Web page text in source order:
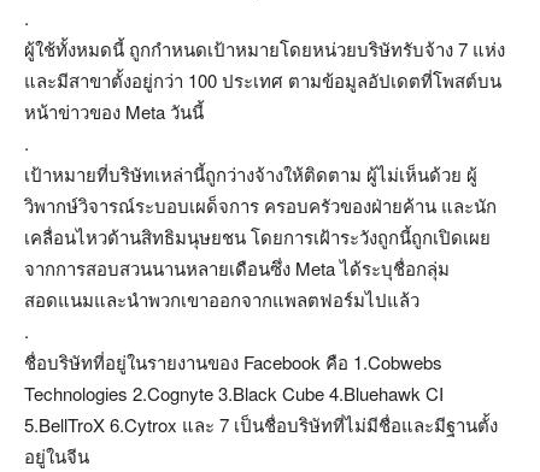
.
ผู้ใช้ทั้งหมดนี้ ถูกกำหนดเป้าหมายโดยหน่วยบริษัทรับจ้าง 7 แห่ง
และมีสาขาตั้งอยู่กว่า 100 ประเทศ ตามข้อมูลอัปเดตที่โพสต์บน
หน้าข่าวของ Meta วันนี้
.
เป้าหมายที่บริษัทเหล่านี้ถูกว่างจ้างให้ติดตาม ผู้ไม่เห็นด้วย ผู้
วิพากษ์วิจารณ์ระบอบเผด็จการ ครอบครัวของฝ่ายค้าน และนัก
เคลื่อนไหวด้านสิทธิมนุษยชน โดยการเฝ้าระวังถูกนี้ถูกเปิดเผย
จากการสอบสวนนานหลายเดือนซึ่ง Meta ได้ระบุชื่อกลุ่ม
สอดแนมและนำพวกเขาออกจากแพลตฟอร์มไปแล้ว
.
ชื่อบริษัทที่อยู่ในรายงานของ Facebook คือ 1.Cobwebs
Technologies 2.Cognyte 3.Black Cube 4.Bluehawk CI
5.BellTroX 6.Cytrox และ 7 เป็นชื่อบริษัทที่ไม่มีชื่อและมีฐานตั้ง
อยู่ในจีน